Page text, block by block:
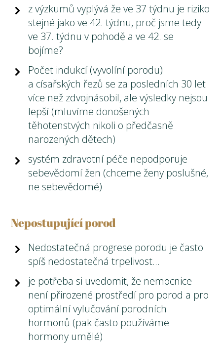
z výzkumů vyplývá že ve 37 týdnu je riziko
stejné jako ve 42. týdnu, proč jsme tedy
ve 37. týdnu v pohodě a ve 42. se
bojíme?
Počet indukcí (vyvolíní porodu)
a císařských řezů se za posledních 30 let
více než zdvojnásobil, ale výsledky nejsou
lepší (mluvíme donošených
těhotenstvých nikoli o předčasně
narozených dětech)
systém zdravotní péče nepodporuje
sebevědomí žen (chceme ženy poslušné,
ne sebevědomé)
Nepostupující porod
Nedostatečná progrese porodu je často
spíš nedostatečná trpelivost…
je potřeba si uvedomit, že nemocnice
není přirozené prostředí pro porod a pro
optimální vylučování porodních
hormonů (pak často používáme
hormony umělé)